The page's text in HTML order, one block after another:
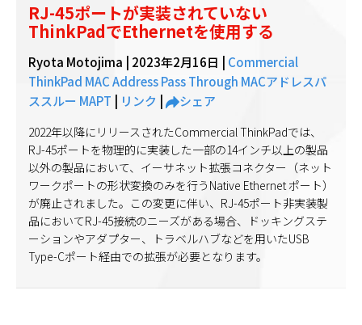
RJ-45ポートが実装されていない
ThinkPadでEthernetを使用する
Ryota Motojima | 2023年2月16日
Commercial
ThinkPad MAC Address Pass Through MACアドレスパ
ススルー MAPT リンク シェア
2022年以降にリリースされたCommercial ThinkPadでは、
RJ-45ポートを物理的に実装した一部の14インチ以上の製品
以外の製品において、イーサネット拡張コネクター（ネット
ワークポートの形状変換のみを行うNative Ethernet ポート）
が廃止されました。この変更に伴い、RJ-45ポート非実装製
品においてRJ-45接続のニーズがある場合、ドッキングステ
ーションやアダプター、トラベルハブなどを用いたUSB
Type-Cポート経由での拡張が必要となります。